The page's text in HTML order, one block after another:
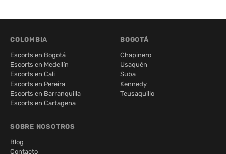
COLOMBIA
Escorts en Bogotá
Escorts en Medellín
Escorts en Cali
Escorts en Pereira
Escorts en Barranquilla
Escorts en Cartagena
BOGOTÁ
Chapinero
Usaquén
Suba
Kennedy
Teusaquillo
SOBRE NOSOTROS
Blog
Contacto